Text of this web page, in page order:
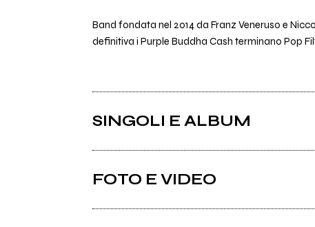
Band fondata nel 2014 da Franz Veneruso e
definitiva i Purple Buddha Cash terminano Pop
SINGOLI E ALBUM
FOTO E VIDEO